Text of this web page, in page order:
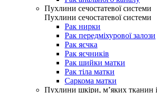
Пухлини сечостатевої системи
Пухлини сечостатевої системи
Рак нирки
Рак передміхурової залози
Рак яєчка
Рак яєчників
Рак шийки матки
Рак тіла матки
Саркома матки
Пухлини шкіри, м’яких тканин і